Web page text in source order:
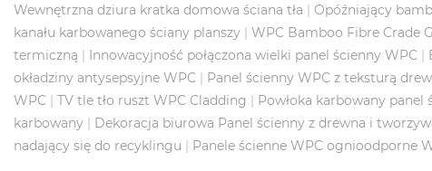
Wewnętrzna dziura kratka domowa ściana tła | Opóźniający
kanału karbowanego ściany planszy | WPC Bamboo Fibre Crade
termiczną | Innowacyjność połączona wielki panel ścienny WPC |
okładziny antysepsyjne WPC | Panel ścienny WPC z teksturą
WPC | TV tle tło ruszt WPC Cladding | Powłoka karbowany panel
karbowany | Dekoracja biurowa Panel ścienny z drewna i
nadający się do recyklingu | Panele ścienne WPC ognioodporne